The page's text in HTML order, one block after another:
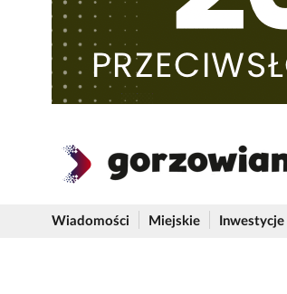
Wiadomości Miejskie Inwestycje